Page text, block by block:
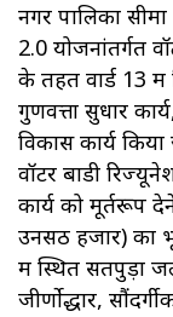
नगर पालिका सीमा
2.0 योजनांतर्गत
के तहत वार्ड 13
गुणवत्ता सुधार
विकास कार्य
वॉटर बाडी
कार्य को मूर्तरूप
उनसठ हजार) का
में स्थित सतपुड़ा
जीर्णोद्धार,